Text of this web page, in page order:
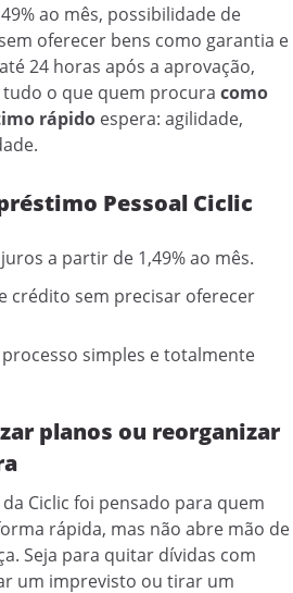
ao mês, possibilidade de
oferecer bens como garantia e
24 horas após a aprovação,
o que quem procura como
rápido espera: agilidade,
Pessoal Ciclic
juros a partir de 1,49% ao mês.
crédito sem precisar oferecer
processo simples e totalmente
planos ou reorganizar
da Ciclic foi pensado para quem
rápida, mas não abre mão de
Seja para quitar dívidas com
um imprevisto ou tirar um